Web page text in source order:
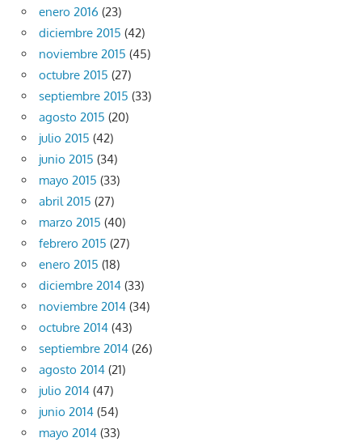
enero 2016 (23)
diciembre 2015 (42)
noviembre 2015 (45)
octubre 2015 (27)
septiembre 2015 (33)
agosto 2015 (20)
julio 2015 (42)
junio 2015 (34)
mayo 2015 (33)
abril 2015 (27)
marzo 2015 (40)
febrero 2015 (27)
enero 2015 (18)
diciembre 2014 (33)
noviembre 2014 (34)
octubre 2014 (43)
septiembre 2014 (26)
agosto 2014 (21)
julio 2014 (47)
junio 2014 (54)
mayo 2014 (33)